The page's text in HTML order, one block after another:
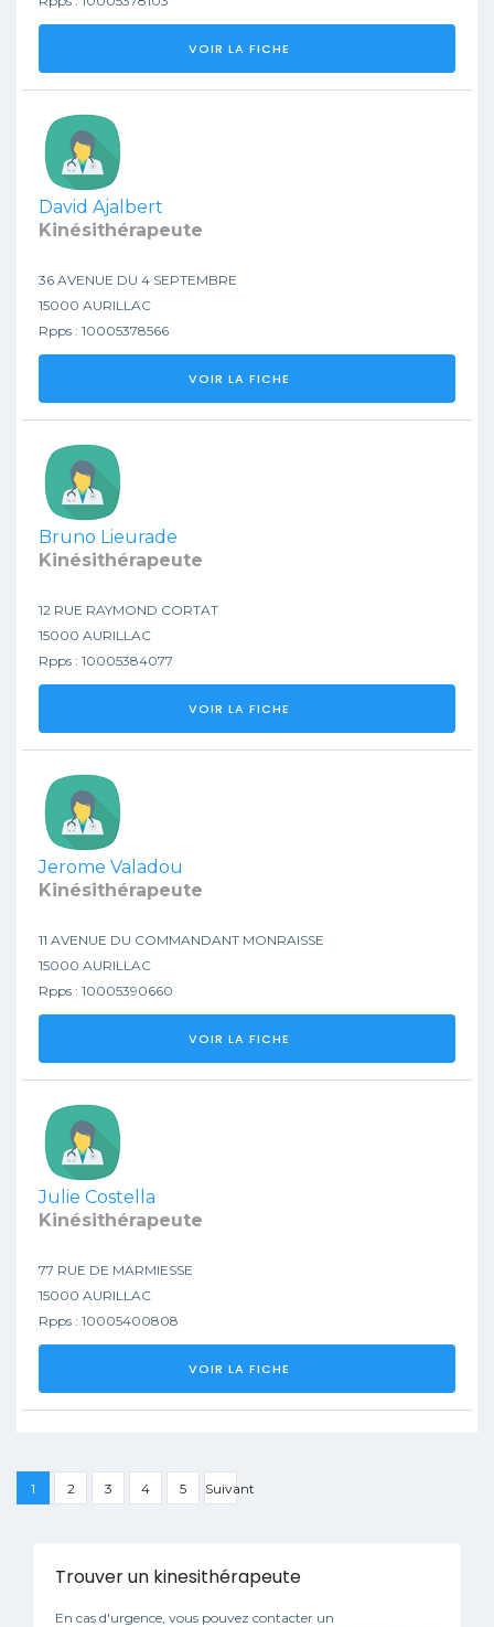
VOIR LA FICHE
David Ajalbert
Kinésithérapeute
36 AVENUE DU 4 SEPTEMBRE
15000 AURILLAC
Rpps : 10005378566
VOIR LA FICHE
Bruno Lieurade
Kinésithérapeute
12 RUE RAYMOND CORTAT
15000 AURILLAC
Rpps : 10005384077
VOIR LA FICHE
Jerome Valadou
Kinésithérapeute
11 AVENUE DU COMMANDANT MONRAISSE
15000 AURILLAC
Rpps : 10005390660
VOIR LA FICHE
Julie Costella
Kinésithérapeute
77 RUE DE MARMIESSE
15000 AURILLAC
Rpps : 10005400808
VOIR LA FICHE
1 2 3 4 5 Suivant
Trouver un kinesithérapeute
En cas d'urgence, vous pouvez contacter un